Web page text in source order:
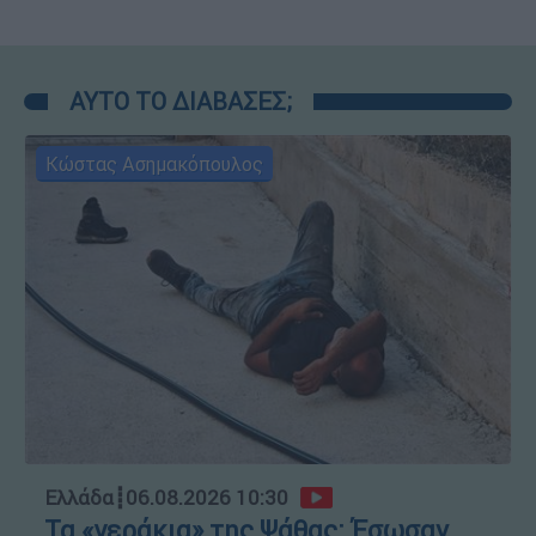
ΑΥΤΟ ΤΟ ΔΙΑΒΑΣΕΣ;
Κώστας Ασημακόπουλος
Ελλάδα┋06.08.2026 10:30